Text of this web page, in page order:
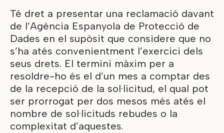
Té dret a presentar una reclamació davant
de l’Agència Espanyola de Protecció de
Dades en el supòsit que considere que no
s’ha atés convenientment l’exercici dels
seus drets. El termini màxim per a
resoldre-ho és el d’un mes a comptar des
de la recepció de la sol·licitud, el qual pot
ser prorrogat per dos mesos més atés el
nombre de sol·licituds rebudes o la
complexitat d’aquestes.